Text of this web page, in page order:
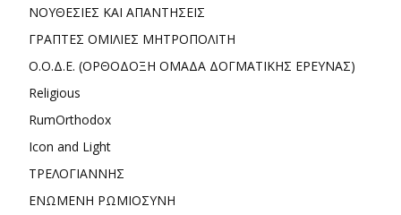
ΝΟΥΘΕΣΙΕΣ ΚΑΙ ΑΠΑΝΤΗΣΕΙΣ
ΓΡΑΠΤΕΣ ΟΜΙΛΙΕΣ ΜΗΤΡΟΠΟΛΙΤΗ
Ο.Ο.Δ.Ε. (ΟΡΘΟΔΟΞΗ ΟΜΑΔΑ ΔΟΓΜΑΤΙΚΗΣ ΕΡΕΥΝΑΣ)
Religious
RumOrthodox
Icon and Light
ΤΡΕΛΟΓΙΑΝΝΗΣ
ΕΝΩΜΕΝΗ ΡΩΜΙΟΣΥΝΗ